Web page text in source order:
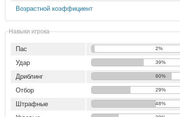
Возрастной коэффициент
Навыки игрока
Пас 2%
Удар
39%
Дриблинг
60%
Отбор
29%
Штрафные
48%